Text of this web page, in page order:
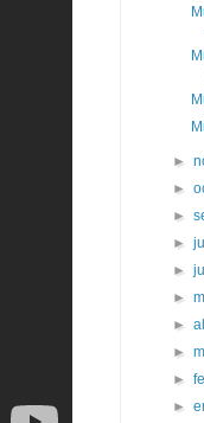
►
►
►
►
►
►
►
►
►
►